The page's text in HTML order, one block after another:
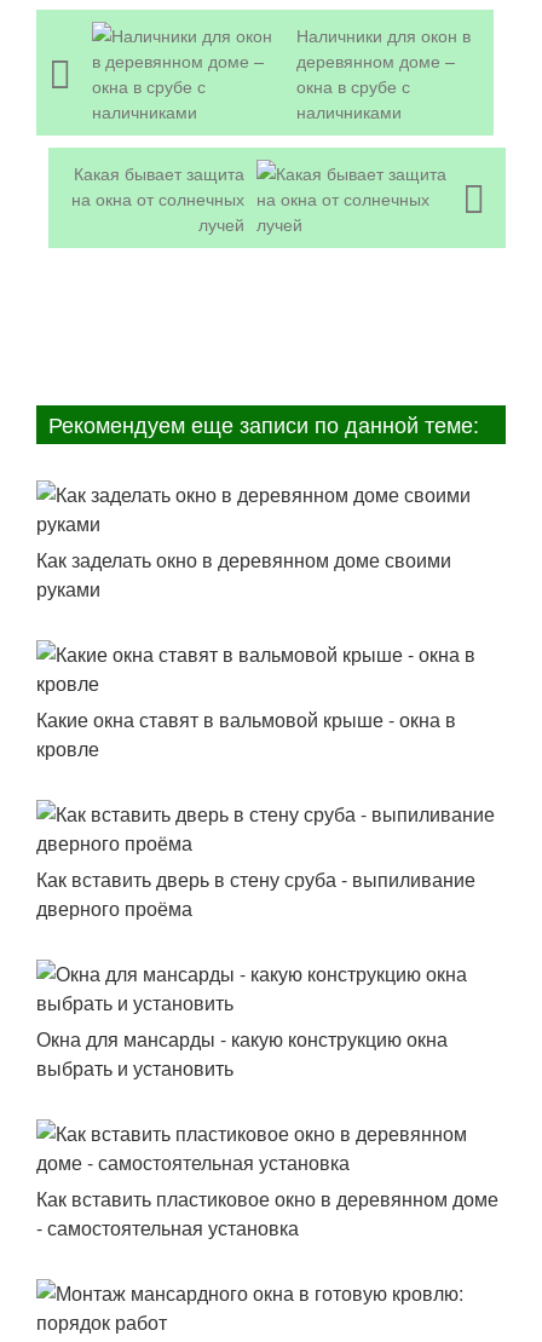
Наличники для окон в
деревянном доме –
окна в срубе с
наличниками
Какая бывает защита
на окна от солнечных
лучей
Рекомендуем еще записи по данной теме:
Как заделать окно в деревянном доме своими
руками
Какие окна ставят в вальмовой крыше - окна в
кровле
Как вставить дверь в стену сруба - выпиливание
дверного проёма
Окна для мансарды - какую конструкцию окна
выбрать и установить
Как вставить пластиковое окно в деревянном доме
- самостоятельная установка